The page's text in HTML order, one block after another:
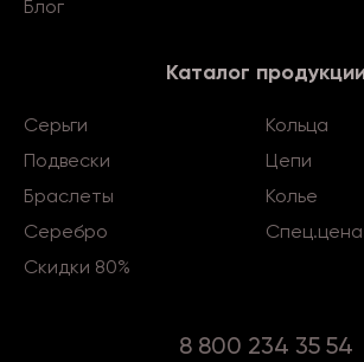
Блог
Каталог
Серьги
Кольца
Подвески
Цепи
Браслеты
Колье
Серебро
Спец.цена
Скидки 80%
8 800 234 35 54